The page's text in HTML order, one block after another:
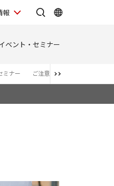
報
ベント・セミナー
ミナー ご注意・免責事項